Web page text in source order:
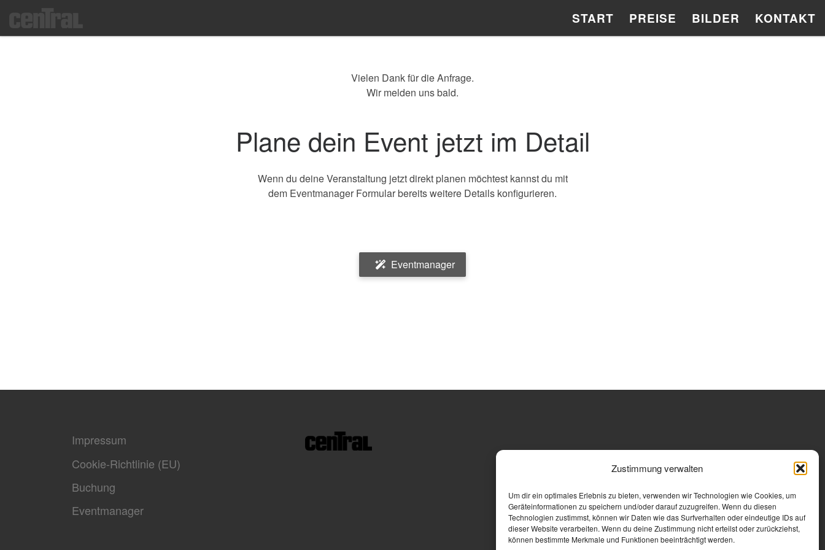
Zustimmung verwalten
Um dir ein optimales Erlebnis zu bieten, verwenden wir Technologien wie Cookies, um
Geräteinformationen zu speichern und/oder darauf zuzugreifen. Wenn du diesen
Technologien zustimmst, können wir Daten wie das Surfverhalten oder eindeutige IDs auf
dieser Website verarbeiten. Wenn du deine Zustimmung nicht erteilst oder zurückziehst,
können bestimmte Merkmale und Funktionen beeinträchtigt werden.
START PREISE BILDER KONTAKT
Vielen Dank für die Anfrage.
Wir melden uns bald.
Plane dein Event jetzt im Detail
Wenn du deine Veranstaltung jetzt direkt planen möchtest kannst du mit
dem Eventmanager Formular bereits weitere Details konfigurieren.
Eventmanager
Impressum
Cookie-Richtlinie (EU)
Buchung
Eventmanager